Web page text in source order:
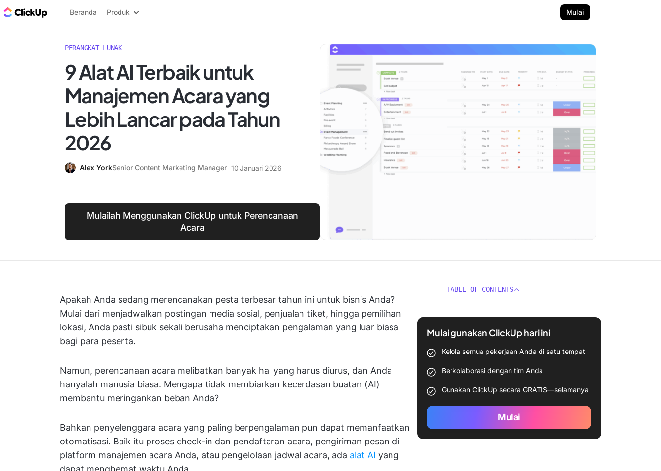
Blog ClickUp
Beranda Produk Mulai
PERANGKAT LUNAK
9 Alat AI Terbaik untuk
Manajemen Acara yang
Lebih Lancar pada Tahun
2026
Alex YorkSenior Content Marketing Manager 10 Januari 2026
Mulailah Menggunakan ClickUp untuk Perencanaan
Acara
Apakah Anda sedang merencanakan pesta terbesar tahun ini untuk bisnis Anda?
Mulai dari menjadwalkan postingan media sosial, penjualan tiket, hingga pemilihan
lokasi, Anda pasti sibuk sekali berusaha menciptakan pengalaman yang luar biasa
bagi para peserta.
Namun, perencanaan acara melibatkan banyak hal yang harus diurus, dan Anda
hanyalah manusia biasa. Mengapa tidak membiarkan kecerdasan buatan (AI)
membantu meringankan beban Anda?
Bahkan penyelenggara acara yang paling berpengalaman pun dapat memanfaatkan
otomatisasi. Baik itu proses check-in dan pendaftaran acara, pengiriman pesan di
platform manajemen acara Anda, atau pengelolaan jadwal acara, ada alat AI yang
dapat menghemat waktu Anda.
TABLE OF CONTENTS
Mulai gunakan ClickUp hari ini
Kelola semua pekerjaan Anda di satu tempat
Berkolaborasi dengan tim Anda
Gunakan ClickUp secara GRATIS—selamanya
Mulai